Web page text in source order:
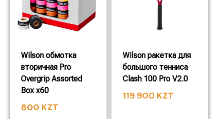
Wilson обмотка
вторичная Pro
Overgrip Assorted
Box x60
800 KZT
Wilson ракетка для
большого тенниса
Clash 100 Pro V2.0
119 900 KZT